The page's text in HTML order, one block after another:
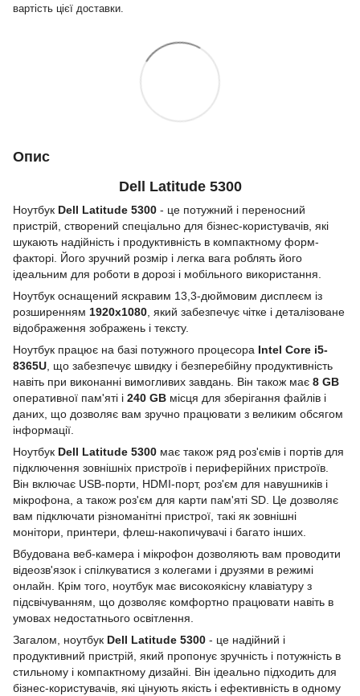
вартість цієї доставки.
Опис
Dell Latitude 5300
Ноутбук Dell Latitude 5300 - це потужний і переносний
пристрій, створений спеціально для бізнес-користувачів, які
шукають надійність і продуктивність в компактному форм-
факторі. Його зручний розмір і легка вага роблять його
ідеальним для роботи в дорозі і мобільного використання.
Ноутбук оснащений яскравим 13,3-дюймовим дисплеєм із
розширенням 1920x1080 , який забезпечує чітке і деталізоване
відображення зображень і тексту.
Ноутбук працює на базі потужного процесора Intel Core i5-
8365U , що забезпечує швидку і безперебійну продуктивність
навіть при виконанні вимогливих завдань. Він також має 8 GB
оперативної пам'яті і 240 GB місця для зберігання файлів і
даних, що дозволяє вам зручно працювати з великим обсягом
інформації.
Ноутбук Dell Latitude 5300 має також ряд роз'ємів і портів для
підключення зовнішніх пристроїв і периферійних пристроїв.
Він включає USB-порти, HDMI-порт, роз'єм для навушників і
мікрофона, а також роз'єм для карти пам'яті SD. Це дозволяє
вам підключати різноманітні пристрої, такі як зовнішні
монітори, принтери, флеш-накопичувачі і багато інших.
Вбудована веб-камера і мікрофон дозволяють вам проводити
відеозв'язок і спілкуватися з колегами і друзями в режимі
онлайн. Крім того, ноутбук має високоякісну клавіатуру з
підсвічуванням, що дозволяє комфортно працювати навіть в
умовах недостатнього освітлення.
Загалом, ноутбук Dell Latitude 5300 - це надійний і
продуктивний пристрій, який пропонує зручність і потужність в
стильному і компактному дизайні. Він ідеально підходить для
бізнес-користувачів, які цінують якість і ефективність в одному